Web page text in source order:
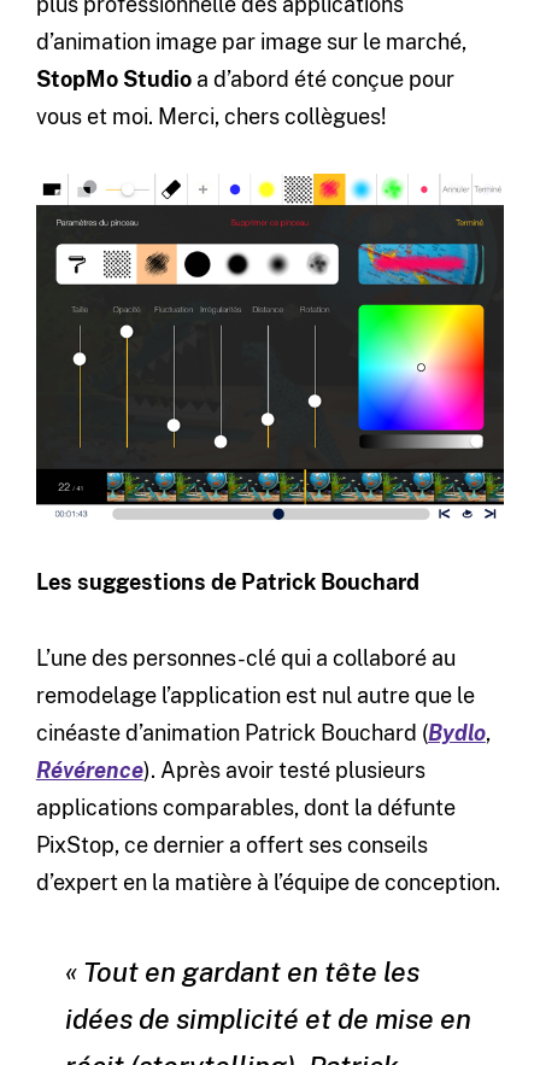
d’animation image par image sur le marché,
StopMo Studioa d’abord été conçue pour
vous et moi. Merci, chers collègues!
Les suggestions de Patrick Bouchard
L’une des personnes-clé qui a collaboré au
remodelage l’application est nul autre que le
cinéaste d’animation Patrick Bouchard (Bydlo,
Révérence). Après avoir testé plusieurs
applications comparables, dont la défunte
PixStop, ce dernier a offert ses conseils
d’expert en la matière à l’équipe de conception.
« Tout en gardant en tête les
idées de simplicité et de mise en